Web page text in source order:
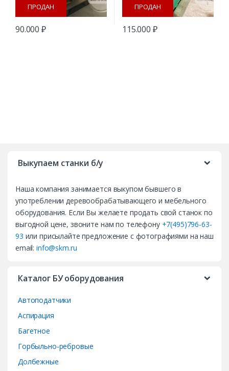
ПРОДАН
90.000₽
ПРОДАН
115.000 ₽
Выкупаем станки б/у
Наша компания занимается выкупом бывшего в
употреблении деревообрабатывающего и мебельного
оборудования. Если Вы желаете продать свой станок по
выгодной цене, звоните нам по телефону +7(495)796-63-
93 или присылайте предложение с фотографиями на наш
email:info@skm.ru
Каталог БУ оборудования
Автоподатчики
Аспирация
Багетное
Горбыльно-ребровые
Долбежные